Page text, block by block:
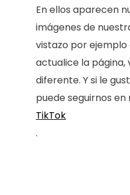
En ellos aparecen
imágenes de
vistazo por ejemplo
actualice la página,
diferente. Y si le
puede seguirnos en
TikTok
.